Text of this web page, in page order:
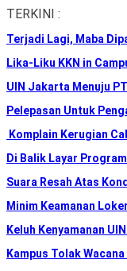
Skip
the
content
TERKINI :
Terjadi Lagi, Maba
Lika-Liku KKN in
UIN Jakarta Menuju
Pelepasan Untuk
Komplain Kerugian
Di Balik Layar
Suara Resah Atas
Minim Keamanan
Keluh Kenyamanan
Kampus Tolak